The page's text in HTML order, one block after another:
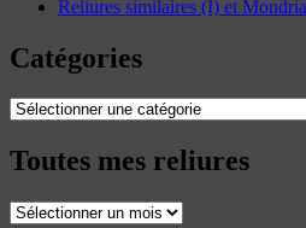
Reliures similaires (I) et
Catégories
Catégories
Toutes mes reliures
Toutes